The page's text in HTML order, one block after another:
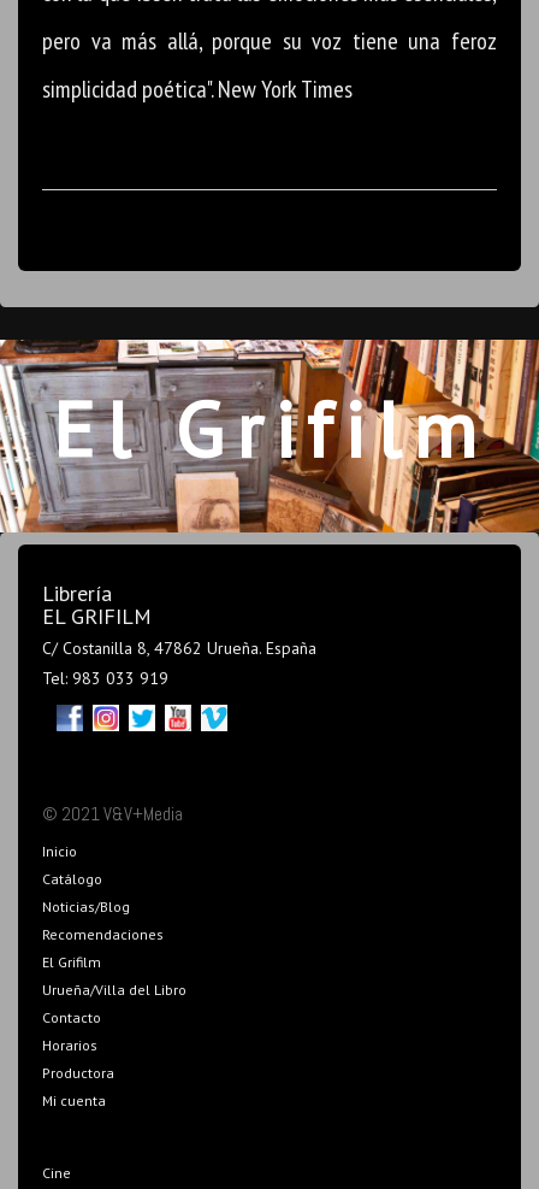
pero va más allá, porque su voz tiene una feroz
simplicidad poética". New York Times
El Grifilm
Librería
EL GRIFILM
C/ Costanilla 8, 47862 Urueña. España
Tel: 983 033 919
© 2021 V&V+Media
Inicio
Catálogo
Noticias/Blog
Recomendaciones
El Grifilm
Urueña/Villa del Libro
Contacto
Horarios
Productora
Mi cuenta
Cine